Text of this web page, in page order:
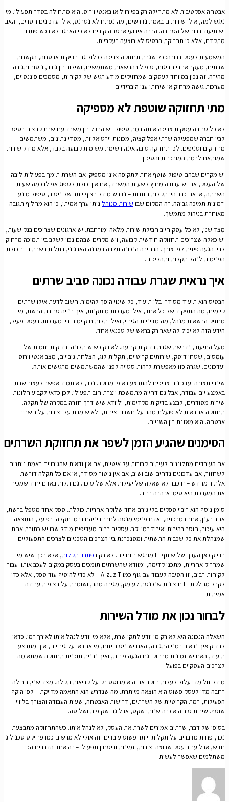
אבטחה אפקטיבית לא מתחילה רק בפיירוול או באנטי וירוס. היא מתחילה בסדר תפעולי. מי
ניגש למה, אילו שירותים באמת נדרשים, מה נפתח לאינטרנט, אילו עדכונים חסרים, והאם
יש תיעוד ברור של הסביבה. הרבה אירועי אבטחה קורים לא כי הארגון לא רכש פתרון
מתקדם, אלא כי תחזוקת הבסיס לא בוצעה בעקביות.
המשמעות לעסק ברורה: כל שגרת תחזוקה צריכה לכלול גם בדיקות אבטחה, הקשחת
שרתים, מעקב אחרי חריגות, טיפול בהרשאות משתמשים, ושילוב בין גיבוי, ניטור ותגובה
מהירה. זה נכון במיוחד לעסקים שמחזיקים מידע רגיש של לקוחות, מסמכים פיננסיים,
מערכות גישה מרחוק או שירותי ענן היברידיים.
מתי תחזוקה שוטפת לא מספיקה
לא כל סביבה עסקית צריכה אותה רמת טיפול. יש הבדל בין משרד עם שרת קבצים בסיסי
לבין חברה שמפעילה שרתי אפליקציה, מכונות וירטואליות, מסדי נתונים, משתמשים
מרוחקים וסניפים. לכן תחזוקה טובה אינה רשימת משימות קבועה בלבד, אלא מודל שירות
שמותאם לרמת המורכבות והסיכון.
יש מקרים שבהם טיפול שוטף אחת לתקופה אינו מספיק. אם השרת תומך בפעילות ליבה
של העסק, אם יש עבודה מחוץ לשעות המשרד, אם אין יכולת לספוג אפילו כמה שעות
השבתה, או אם כבר היו תקלות חוזרות – נדרש מודל רציף יותר של ניטור, טיפול מונע
וזמינות תמיכה גבוהה. זה המקום שבו שירות מנוהל נותן ערך אמיתי, כי הוא מחליף תגובה
מאוחרת בניהול מתמשך.
מצד שני, לא כל עסק חייב חבילת שירות מלאה ומורחבת. יש ארגונים שצריכים בנק שעות,
יש כאלה שצריכים תחזוקה חודשית קבועה, ויש מקרים שבהם נכון לשלב בין תמיכה מרחוק
לבין הגעה פיזית לפי צורך. הבחירה הנכונה תלויה במבנה הארגוני, בתלות בשרתים וביכולת
הפנימית לנהל תקלות ותהליכים.
איך נראית שגרת עבודה נכונה סביב שרתים
הבסיס הוא תיעוד מסודר. בלי תיעוד, כל שינוי הופך להימור. חשוב לדעת אילו שרתים
קיימים, מה התפקיד של כל אחד, אילו מערכות מותקנות, איך בנויה סביבת הרשת, מי
מחזיק הרשאות מנהל, מה מדיניות הגיבוי, ואילו תלותים קיימים בין מערכות. בעסק פעיל,
הידע הזה לא יכול להישאר רק בראש של טכנאי אחד.
מעל התיעוד, נדרשת שגרת בדיקות קבועה. לא רק כשיש תלונה. בדיקות יזומות של
עומסים, שטחי דיסק, שירותים קריטיים, תקלות לוג, הצלחת גיבויים, מצב אנטי וירוס
ועדכונים. שגרה כזו מאפשרת לזהות סטייה לפני שהמשתמשים מרגישים אותה.
שינויי תצורה ועדכונים צריכים להתבצע באופן מבוקר. נכון, לא תמיד אפשר לעצור שרת
באמצע יום עבודה, אבל גם דחייה מתמשכת יוצרת חוב תפעולי. לכן כדאי לקבוע חלונות
שירות מסודרים, לבצע בדיקות מקדימות, ולוודא שיש דרך חזרה במקרה של תקלה.
תחזוקה אחראית לא פועלת מהר על חשבון יציבות, ולא שומרת על יציבות על חשבון
אבטחה. היא מאזנת בין השניים.
הסימנים שהגיע הזמן לשפר את תחזוקת השרתים
אם העובדים מתלוננים לעיתים קרובות על איטיות, אם אין ודאות שהגיבויים באמת ניתנים
לשחזור, אם עדכונים נדחים שוב ושוב, אם אין ניטור מסודר, או אם כל תקלה דורשת
אלתור מחדש – זו כבר לא שאלה של יעילות אלא של סיכון. גם תלות באדם יחיד שמכיר
את המערכת היא סימן אזהרה ברור.
סימן נוסף הוא ריבוי ספקים בלי גורם אחד שלוקח אחריות כוללת. ספק אחד מטפל ברשת,
אחר בענן, אחר במרכזיה, ואדם פנימי מנסה לחבר ביניהם בזמן תקלה. בפועל, התוצאה
היא עיכוב, חוסר בהירות ואיבוד זמן יקר. עסקים רבים מעדיפים מודל שבו יש כתובת אחת
שמנהלת את כל שכבות התשתית ומסנכרנת בין הצרכים הטכניים לצרכים התפעוליים.
בדיוק כאן הערך של שותף IT מורגש ביום יום. לא רק ב
פתרון תקלות, אלא בכך שיש מי
שמחזיק אחריות, מתכנן קדימה, ומוודא שהשרתים תומכים בעסק במקום לעכב אותו. עבור
לקוחות רבים, זו הסיבה לעבוד עם גוף כמו A-zuzIT – לא כדי להוסיף עוד ספק, אלא כדי
לקבל מחלקת IT חיצונית שנכנסת לעומק, מגיבה מהר, ושומרת על רציפות עבודה
אמיתית.
לבחור נכון את מודל השירות
השאלה הנכונה היא לא רק מי יודע לתקן שרת, אלא מי יודע לנהל אותו לאורך זמן. כדאי
לבדוק איך נראים זמני התגובה, האם יש ניטור יזום, מי אחראי על גיבויים, איך מתבצע
תיעוד, האם יש זמינות מרחוק וגם הגעה פיזית, ואיך נבנית תוכנית תחזוקה שמתאימה
לצרכים העסקיים בפועל.
מודל זול מדי עלול לעלות ביוקר אם הוא מבוסס רק על קריאות תקלה. מצד שני, חבילה
רחבה מדי לעסק פשוט היא הוצאה מיותרת. מה שנדרש הוא התאמה מדויקת – לפי היקף
הפעילות, רמת הקריטיות של השרתים, דרישות האבטחה, שעות העבודה והצורך בליווי
שוטף. שירות טוב הוא כזה שנותן שקט, אבל גם שקיפות ושליטה.
בסופו של דבר, שרתים אמורים לשרת את העסק, לא לנהל אותו. כשהתחזוקה מתבצעת
נכון, פחות מדברים על תקלות ויותר פשוט עובדים. זה אולי לא מרשים כמו פרויקט טכנולוגי
חדש, אבל עבור עסק שרוצה יציבות, זמינות וביטחון תפעולי – זה אחד הדברים הכי
משתלמים שאפשר לעשות.